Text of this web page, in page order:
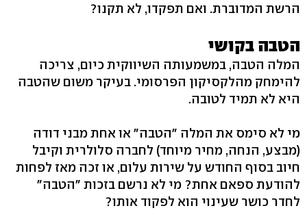
הרשת המדוברת. ואם תפקדו, לא תקנו?
הטבה בקושי
המלה הטבה, במשמעותה השיווקית כיום, צריכה
להימחק מהלקסיקון הפרסומי. בעיקר משום שהטבה
היא לא תמיד לטובה.
מי לא סימס את המלה "הטבה" או אחת מבני דודה
(מבצע, הנחה, מחיר מיוחד) לחברה סלולרית וקיבל
חיוב בסוף החודש על שירות עלום, או זכה מאז לפחות
להודעת ספאם אחת? מי לא נרשם בזכות "הטבה"
לחדר כושר שעינוי הוא לפקוד אותו?